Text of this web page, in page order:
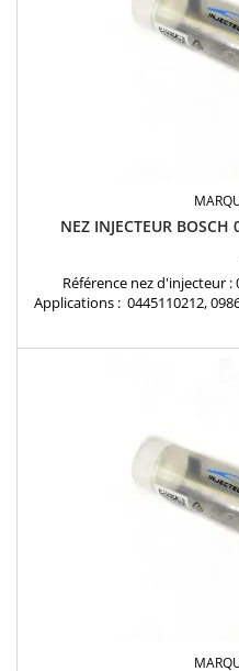
NEZ INJECTEUR
Référence nez d'injecteur :
Applications : 0445110212,